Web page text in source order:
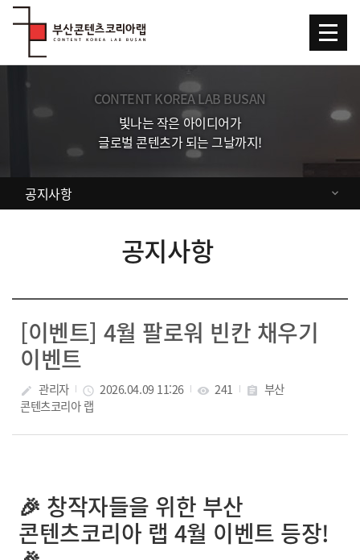
Skip Menu
CONTENT KOREA LAB BUSAN
빛나는 작은 아이디어가
글로벌 콘텐츠가 되는 그날까지!
공지사항
공지사항
[이벤트] 4월 팔로워 빈칸 채우기
이벤트
create 관리자 access_time 2026.04.09 11:26 visibility 241 assignment
부산
콘텐츠코리아 랩
🎉 창작자들을 위한 부산
콘텐츠코리아 랩 4월 이벤트 등장!